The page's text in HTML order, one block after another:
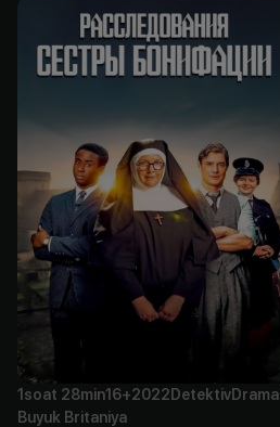
1soat 28min16+2022 DetektivDrama
Buyuk Britaniya